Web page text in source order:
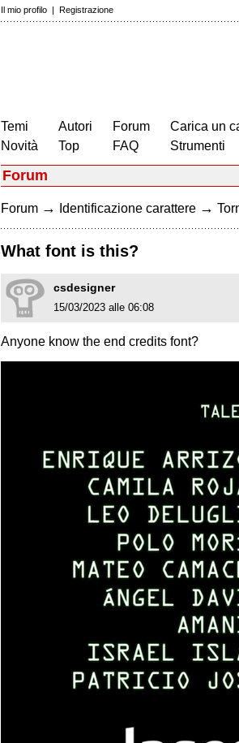
Il mio profilo | Registrazione
Temi
Novità
Autori
Top
Forum
FAQ
Carica un
Strumenti
Forum
Forum → Identificazione carattere →
What font is this?
csdesigner
15/03/2023 alle 06:08
Anyone know the end credits font?